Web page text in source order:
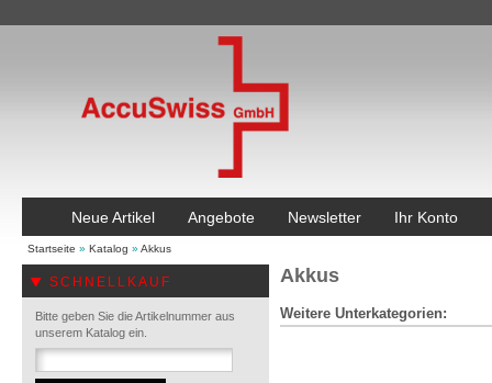
Neue Artikel Angebote Newsletter Ihr Konto
Startseite » Katalog » Akkus
SCHNELLKAUF
Bitte geben Sie die Artikelnummer aus
unserem Katalog ein.
Akkus
Weitere Unterkategorien: